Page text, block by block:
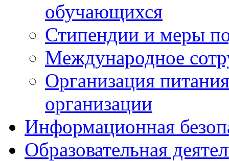
обучающихся
Стипендии и меры
Международное
Организация
организации
Информационная
Образовательная